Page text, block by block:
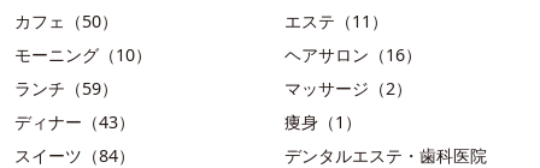
カフェ（50）
モーニング（10）
ランチ（59）
ディナー（43）
スイーツ（84）
エステ（11）
ヘアサロン（16）
マッサージ（2）
痩身（1）
デンタルエステ・歯科医院